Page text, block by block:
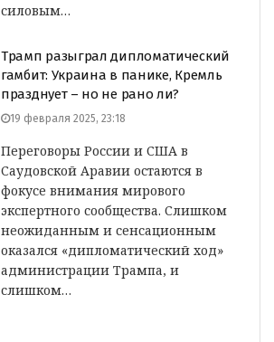
силовым…
Трамп разыграл дипломатический
гамбит: Украина в панике, Кремль
празднует – но не рано ли?
19 февраля 2025, 23:18
Переговоры России и США в
Саудовской Аравии остаются в
фокусе внимания мирового
экспертного сообщества. Слишком
неожиданным и сенсационным
оказался «дипломатический ход»
администрации Трампа, и
слишком…